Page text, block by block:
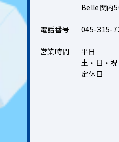
Belle関内
電話番号 045-315-
営業時間
平日
土・日・祝
定休日